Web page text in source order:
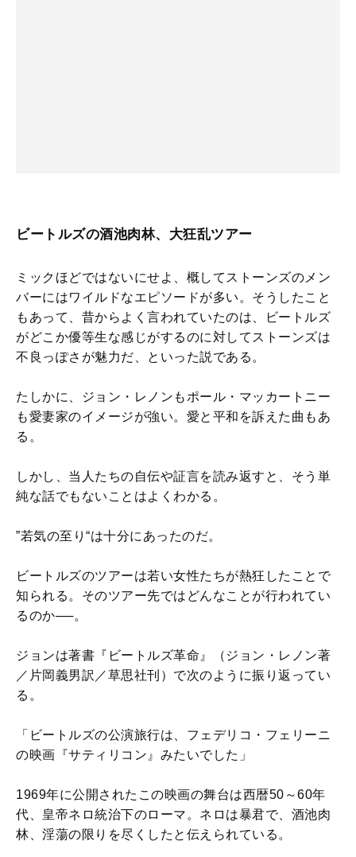
ビートルズの酒池肉林、大狂乱ツアー
ミックほどではないにせよ、概してストーンズのメン
バーにはワイルドなエピソードが多い。そうしたこと
もあって、昔からよく言われていたのは、ビートルズ
がどこか優等生な感じがするのに対してストーンズは
不良っぽさが魅力だ、といった説である。
たしかに、ジョン・レノンもポール・マッカートニー
も愛妻家のイメージが強い。愛と平和を訴えた曲もあ
る。
しかし、当人たちの自伝や証言を読み返すと、そう単
純な話でもないことはよくわかる。
”若気の至り“は十分にあったのだ。
ビートルズのツアーは若い女性たちが熱狂したことで
知られる。そのツアー先ではどんなことが行われてい
るのか──。
ジョンは著書『ビートルズ革命』（ジョン・レノン著
／片岡義男訳／草思社刊）で次のように振り返ってい
る。
「ビートルズの公演旅行は、フェデリコ・フェリーニ
の映画『サティリコン』みたいでした」
1969年に公開されたこの映画の舞台は西暦50～60年
代、皇帝ネロ統治下のローマ。ネロは暴君で、酒池肉
林、淫蕩の限りを尽くしたと伝えられている。